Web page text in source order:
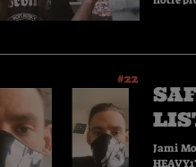
DE
Jami